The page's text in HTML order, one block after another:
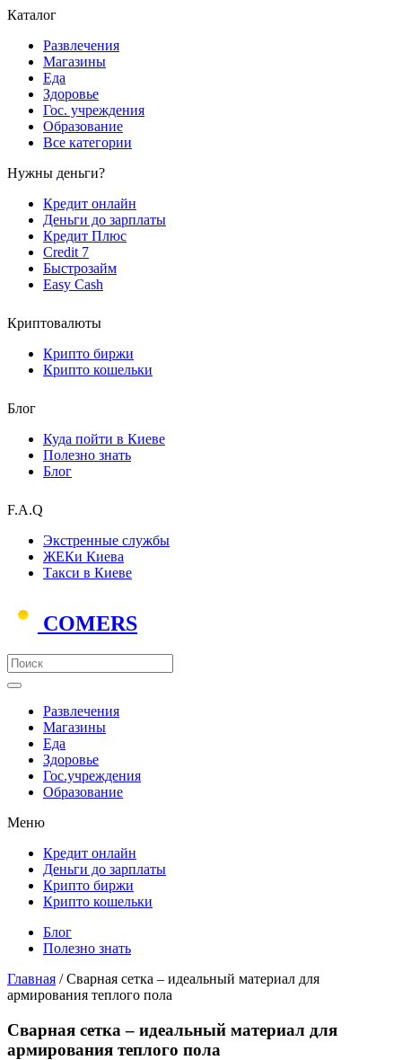
Каталог
Развлечения
Магазины
Еда
Здоровье
Гос. учреждения
Образование
Все категории
Нужны деньги?
Кредит онлайн
Деньги до зарплаты
Кредит Плюс
Credit 7
Быстрозайм
Easy Cash
Криптовалюты
Крипто биржи
Крипто кошельки
Блог
Куда пойти в Киеве
Полезно знать
Блог
F.A.Q
Экстренные службы
ЖЕКи Киева
Такси в Киеве
COMERS
Развлечения
Магазины
Еда
Здоровье
Гос.учреждения
Образование
Меню
Кредит онлайн
Деньги до зарплаты
Крипто биржи
Крипто кошельки
Блог
Полезно знать
Главная / Сварная сетка – идеальный материал для
армирования теплого пола
Сварная сетка – идеальный материал для
армирования теплого пола